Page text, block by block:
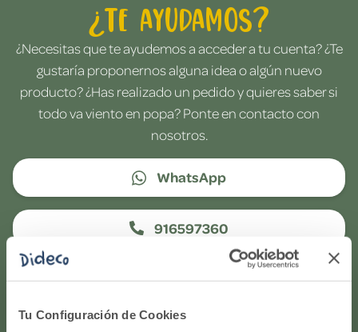
Tu Configuración de Cookies
¿Te ayudamos?
¿Necesitas que te ayudemos a acceder a tu cuenta? ¿Te
gustaría proponernos alguna idea o algún nuevo
producto? ¿Has realizado un pedido y quieres saber si
todo va viento en popa? Ponte en contacto con
nosotros.
WhatsApp
916597360
Correo electrónico
Horario de atención telefónica: de Lunes a Viernes, de